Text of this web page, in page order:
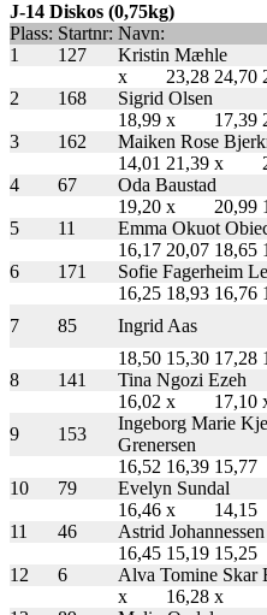
J-14 Diskos (0,75kg)
Plass: Startnr: Navn:
1
127 Kristin Mæhle
x
23,28 24,70
2
168 Sigrid Olsen
18,99 x 17,39
3
162 Maiken Rose
14,01 21,39 x
4
67 Oda Baustad
19,20 x 20,99
5
11 Emma Okuot
16,17 20,07 18,65
6
171 Sofie Fagerheim
16,25 18,93 16,76
7
85 Ingrid Aas
18,50 15,30 17,28
8
141 Tina Ngozi Ezeh
16,02 x 17,10
9
153
Ingeborg Marie
Grenersen
16,52 16,39 15,77
10
79 Evelyn Sundal
16,46 x
14,15
11
46 Astrid
16,45 15,19 15,25
12
6 Alva Tomine Skar
x
16,28 x